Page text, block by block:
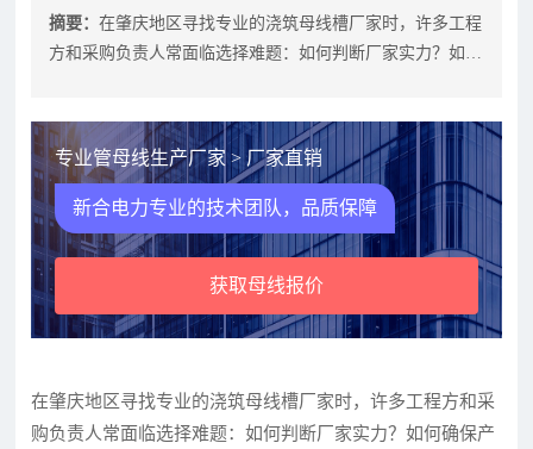
摘要：在肇庆地区寻找专业的浇筑母线槽厂家时，许多工程
方和采购负责人常面临选择难题：如何判断厂家实力？如何
专业管母线生产厂家 > 厂家直销
新合电力专业的技术团队，品质保障
获取母线报价
在肇庆地区寻找专业的浇筑母线槽厂家时，许多工程方和采
购负责人常面临选择难题：如何判断厂家实力？如何确保产